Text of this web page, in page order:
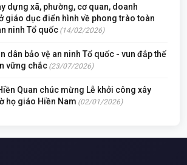
dựng xã, phường, cơ quan, doanh
giáo dục điển hình về phong trào toàn
ninh Tổ quốc (14/02/2026)
dân bảo vệ an ninh Tổ quốc - vun đắp thế
vững chắc (23/07/2026)
Quan chúc mừng Lễ khởi công xây
họ giáo Hiền Nam (02/01/2026)